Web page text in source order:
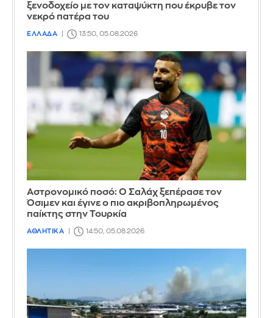
ξενοδοχείο με τον καταψύκτη που έκρυβε τον
νεκρό πατέρα του
ΕΛΛΑΔΑ 13:50, 05.08.2026
Αστρονομικό ποσό: Ο Σαλάχ ξεπέρασε τον
Όσιμεν και έγινε ο πιο ακριβοπληρωμένος
παίκτης στην Τουρκία
ΑΘΛΗΤΙΚΑ 14:50, 05.08.2026